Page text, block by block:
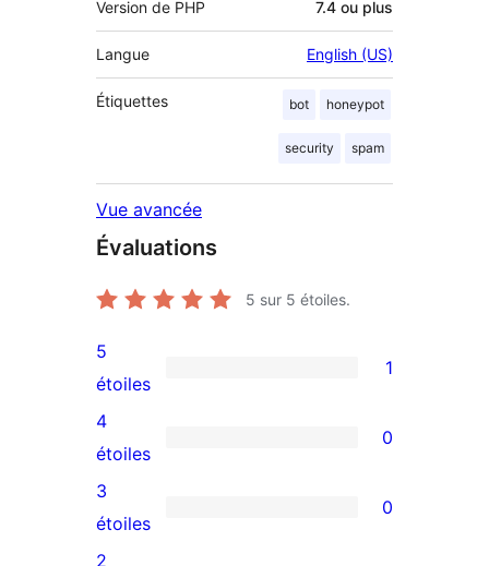
Version de PHP 7.4 ou plus
Langue English (US)
Étiquettes bot honeypot
security spam
Vue avancée
Évaluations
5 sur 5 étoiles.
1
avis
à
5
étoile
5
étoiles
1
0
avis
à
4
4
étoiles
0
0
avis
3
étoiles
0
2